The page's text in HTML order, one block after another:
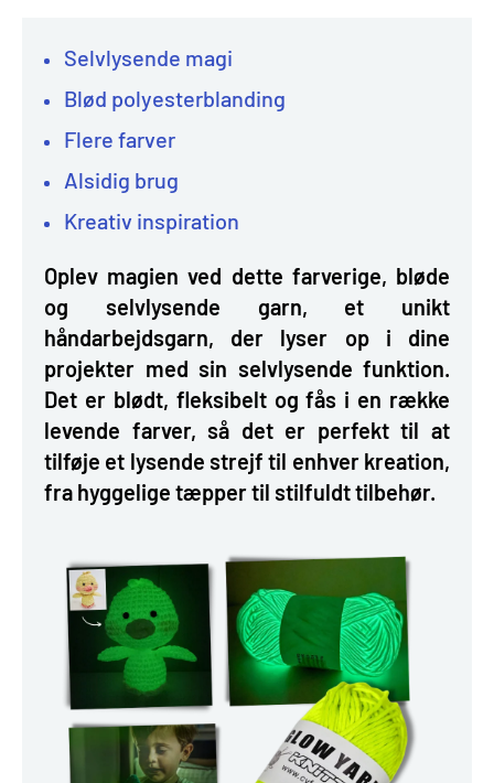
Selvlysende magi
Blød polyesterblanding
Flere farver
Alsidig brug
Kreativ inspiration
Oplev magien ved dette farverige, bløde
og selvlysende garn, et unikt
håndarbejdsgarn, der lyser op i dine
projekter med sin selvlysende funktion.
Det er blødt, fleksibelt og fås i en række
levende farver, så det er perfekt til at
tilføje et lysende strejf til enhver kreation,
fra hyggelige tæpper til stilfuldt tilbehør.